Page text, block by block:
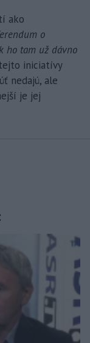
ako
o
ho tam už dávno
iniciatívy
nedajú, ale
je jej